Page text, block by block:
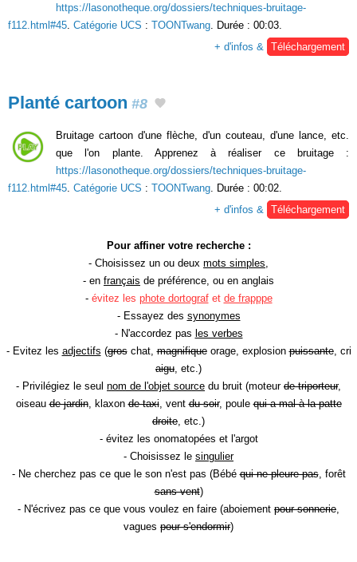
https://lasonotheque.org/dossiers/techniques-bruitage-
f112.html#45. Catégorie UCS : TOONTwang. Durée : 00:03.
+ d'infos & Téléchargement
Planté cartoon #8
Bruitage cartoon d'une flèche, d'un couteau, d'une lance, etc.
que l'on plante. Apprenez à réaliser ce bruitage :
https://lasonotheque.org/dossiers/techniques-bruitage-
f112.html#45. Catégorie UCS : TOONTwang. Durée : 00:02.
+ d'infos & Téléchargement
Pour affiner votre recherche :
- Choisissez un ou deux mots simples,
- en français de préférence, ou en anglais
- évitez les phote dortografet de frapppe
- Essayez des synonymes
- N'accordez pas les verbes
- Evitez les adjectifs (groschat,magnifiqueorage, explosionpuissante, cri
aigu, etc.)
- Privilégiez le seul nom de l'objet source du bruit (moteur de triporteur,
oiseaude jardin, klaxonde taxi, ventdu soir, poulequi a mal à la patte
droite, etc.)
- évitez les onomatopées et l'argot
- Choisissez le singulier
- Ne cherchez pas ce que le son n'est pas (Bébéqui ne pleure pas, forêt
sans vent)
- N'écrivez pas ce que vous voulez en faire (aboiement pour sonnerie,
vagues pour s'endormir)